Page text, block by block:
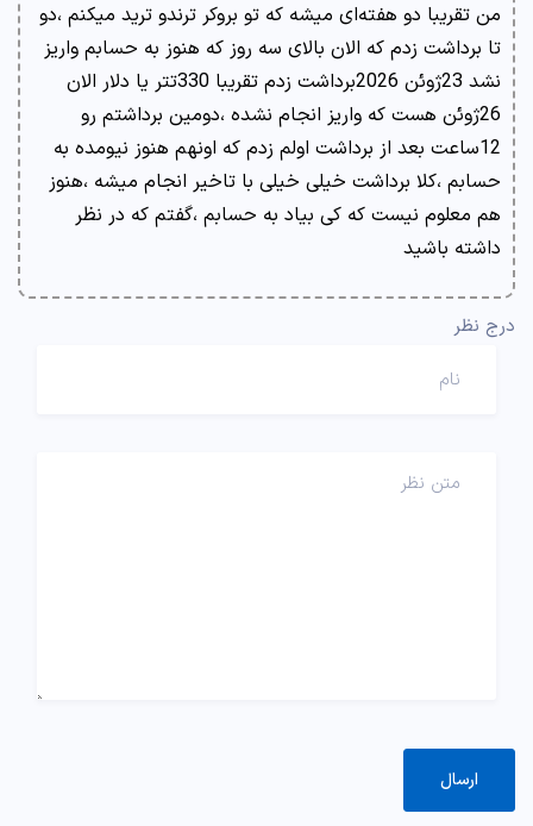
من تقریبا دو هفته‌ای میشه که تو بروکر ترندو ترید میکنم ،دو
تا برداشت زدم که الان بالای سه روز که هنوز به حسابم واریز
نشد 23ژوئن 2026برداشت زدم تقریبا 330تتر یا دلار الان
26ژوئن هست که واریز انجام نشده ،دومین برداشتم رو
12ساعت بعد از برداشت اولم زدم که اونهم هنوز نیومده به
حسابم ،کلا برداشت خیلی خیلی با تاخیر انجام میشه ،هنوز
هم معلوم نیست که کی بیاد به حسابم ،گفتم که در نظر
داشته باشید
درج نظر